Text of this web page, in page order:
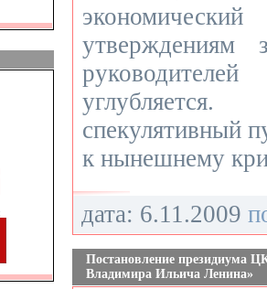
утверждениям
спекулятивный
к нынешнему
дата: 6.11.2009
Постановление президиума
Владимира Ильича Ленина»